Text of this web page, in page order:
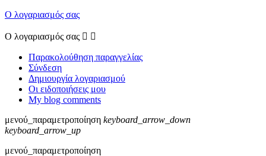
Ο λογαριασμός σας
Ο λογαριασμός σας  
Παρακολούθηση παραγγελίας
Σύνδεση
Δημιουργία λογαριασμού
Οι ειδοποιήσεις μου
My blog comments
μενού_παραμετροποίηση keyboard_arrow_down
keyboard_arrow_up
μενού_παραμετροποίηση